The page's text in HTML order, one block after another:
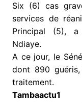
Six (6) cas
services de
Principal (5), a
Ndiaye.
A ce jour, le
dont 890
traitement.